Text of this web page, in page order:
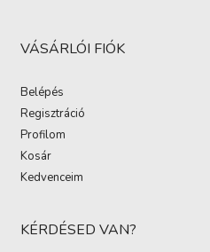
VÁSÁRLÓI FIÓK
Belépés
Regisztráció
Profilom
Kosár
Kedvenceim
KÉRDÉSED VAN?